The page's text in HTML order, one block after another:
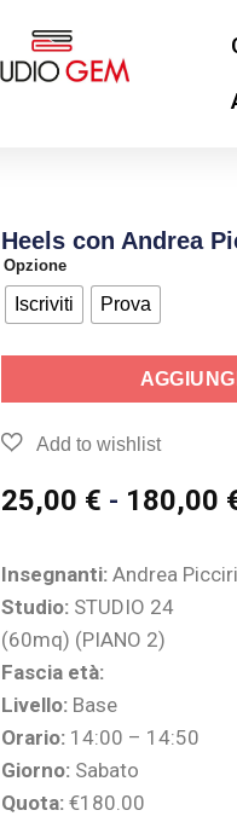
Heels con Andrea
Opzione
Iscriviti Prova
25,00 € - 180,00
Insegnanti:Andrea
Studio:STUDIO 24
(60mq) (PIANO 2)
Fascia età:
Livello:Base
Orario:14:00 – 14:50
Giorno:Sabato
Quota:€180.00